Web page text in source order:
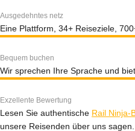
Ausgedehntes netz
Eine Plattform, 34+ Reiseziele,
Bequem buchen
Wir sprechen Ihre Sprache und
Exzellente Bewertung
Lesen Sie authentische Rail Ninja-
unsere Reisenden über uns sagen.